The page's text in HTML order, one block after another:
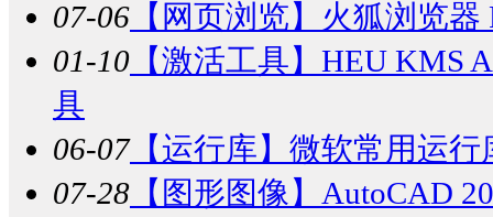
07-06 【网页浏览】 火狐浏览器
01-10 【激活工具】 HEU KMS
具
06-07【运行库】 微软常用运行
07-28 【图形图像】 AutoCAD